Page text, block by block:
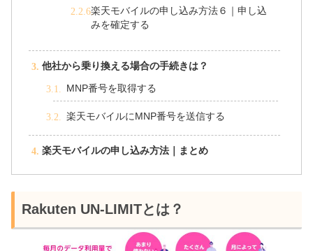
楽天モバイルの申し込み方法６｜申し込
みを確定する
他社から乗り換える場合の手続きは？
MNP番号を取得する
楽天モバイルにMNP番号を送信する
楽天モバイルの申し込み方法｜まとめ
Rakuten UN-LIMITとは？